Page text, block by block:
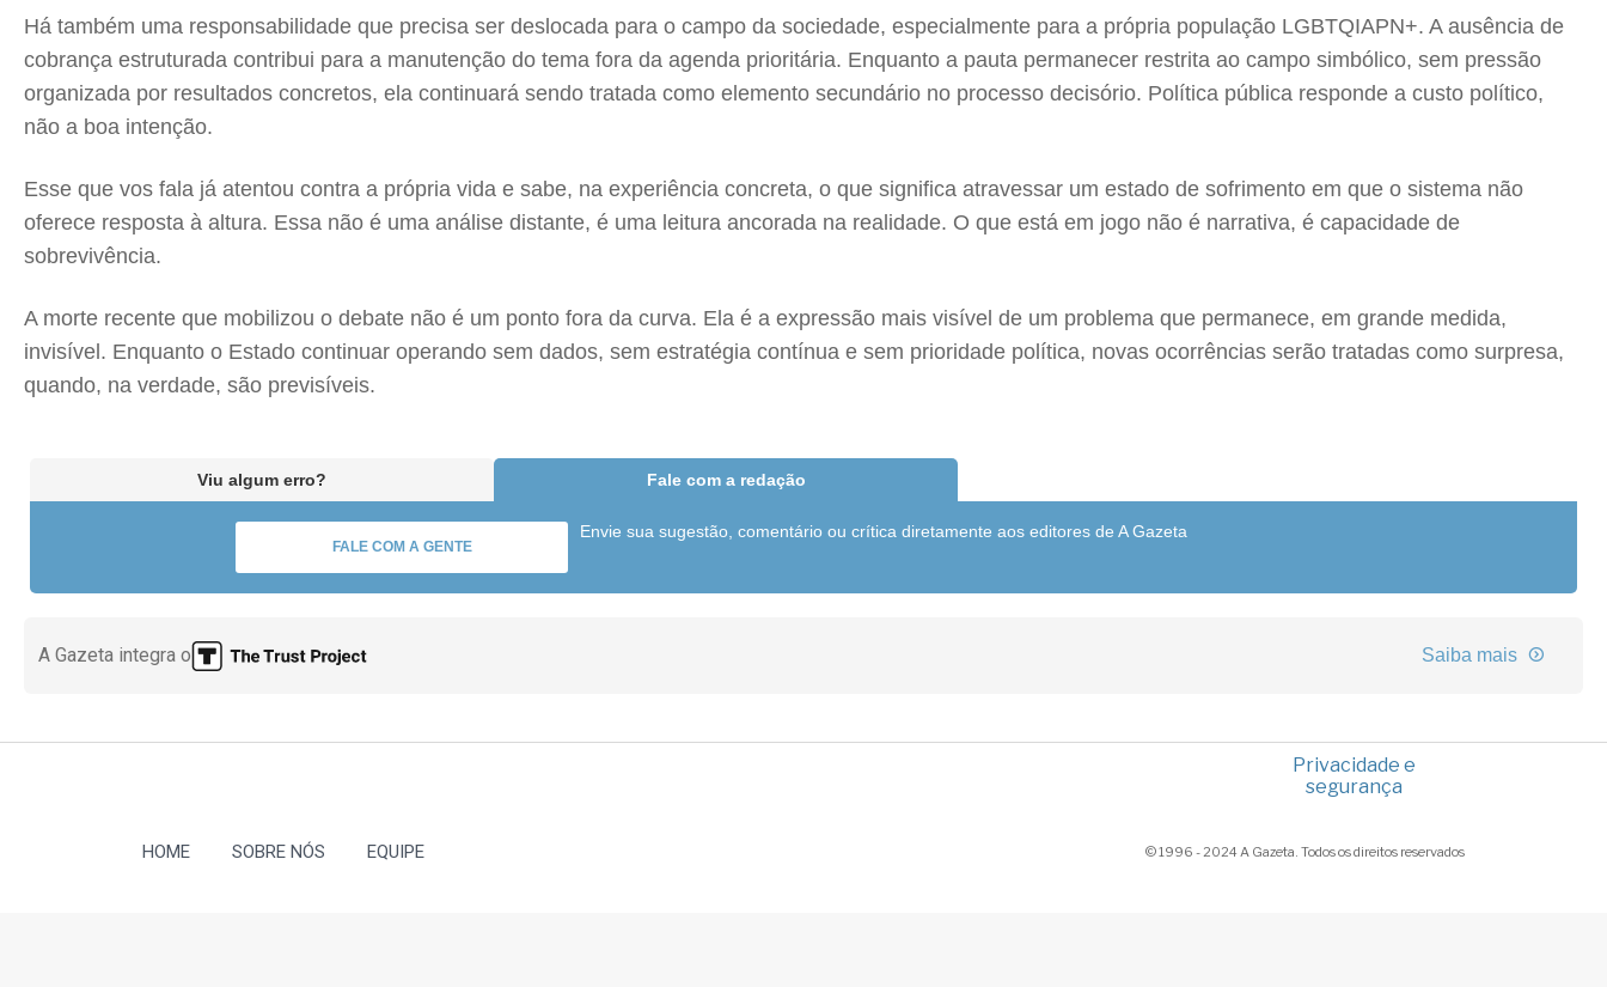
Há também uma responsabilidade que precisa ser deslocada para o campo da sociedade, especialmente para a própria população LGBTQIAPN+. A ausência de
cobrança estruturada contribui para a manutenção do tema fora da agenda prioritária. Enquanto a pauta permanecer restrita ao campo simbólico, sem pressão
organizada por resultados concretos, ela continuará sendo tratada como elemento secundário no processo decisório. Política pública responde a custo político,
não a boa intenção.
Esse que vos fala já atentou contra a própria vida e sabe, na experiência concreta, o que significa atravessar um estado de sofrimento em que o sistema não
oferece resposta à altura. Essa não é uma análise distante, é uma leitura ancorada na realidade. O que está em jogo não é narrativa, é capacidade de
sobrevivência.
A morte recente que mobilizou o debate não é um ponto fora da curva. Ela é a expressão mais visível de um problema que permanece, em grande medida,
invisível. Enquanto o Estado continuar operando sem dados, sem estratégia contínua e sem prioridade política, novas ocorrências serão tratadas como surpresa,
quando, na verdade, são previsíveis.
Viu algum erro? Fale com a redação
FALE COM A GENTE
Envie sua sugestão, comentário ou crítica diretamente aos editores de A Gazeta
A Gazeta integra o Saiba mais
Privacidade e
segurança
HOME SOBRE NÓS EQUIPE © 1996 - 2024 A Gazeta. Todos os direitos reservados